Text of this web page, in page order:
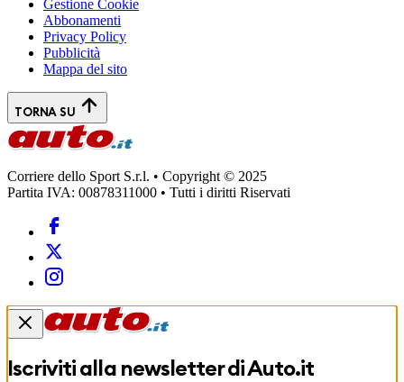
Gestione Cookie
Abbonamenti
Privacy Policy
Pubblicità
Mappa del sito
TORNA SU
Corriere dello Sport S.r.l. • Copyright © 2025
Partita IVA: 00878311000 • Tutti i diritti Riservati
Iscriviti alla newsletter diAuto.it